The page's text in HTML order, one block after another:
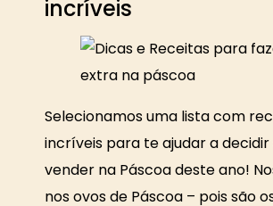
incríveis
Selecionamos uma lista com
incríveis para te ajudar a decidir
vender na Páscoa deste ano!
nos ovos de Páscoa – pois são